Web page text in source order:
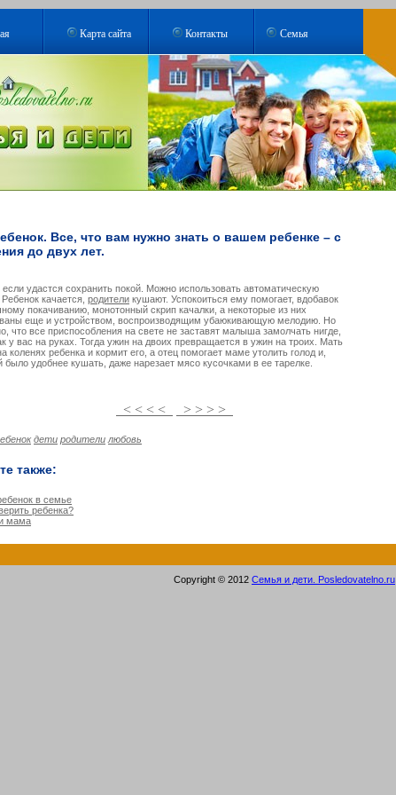
Карта сайта Контакты Семья
Все, что вам нужно знать о вашем ребенке – с
до двух лет.
удастся сохранить покой. Можно использовать автоматическую
качается, родители кушают. Успокоиться ему помогает, вдобавок
покачиванию, монотонный скрип качалки, а некоторые из них
еще и устройством, воспроизводящим убаюкивающую мелодию. Но
что все приспособления на свете не заставят малыша замолчать нигде,
у вас на руках. Тогда ужин на двоих превращается в ужин на троих. Мать
коленях ребенка и кормит его, а отец помогает маме утолить голод и,
было удобнее кушать, даже нарезает мясо кусочками в ее тарелке.
< < < < > > > >
дети родители любовь
также:
в семье
ребенка?
мама
Copyright © 2012 Семья и дети. Posledovatelno.ru